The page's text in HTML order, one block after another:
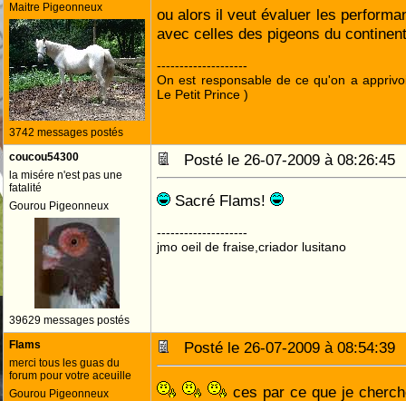
Maitre Pigeonneux
3742 messages postés
ou alors il veut évaluer les
avec celles des pigeons du
--------------------
On est responsable de ce qu'on a
Le Petit Prince )
coucou54300
la misére n'est pas une
fatalité
Gourou Pigeonneux
39629 messages postés
Posté le 26-07-2009 à
Sacré Flams!
--------------------
jmo oeil de fraise,criador lusitano
Flams
merci tous les guas du
forum pour votre aceuille
Gourou Pigeonneux
Posté le 26-07-2009 à
ces par ce que je